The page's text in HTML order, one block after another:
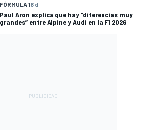
FÓRMULA 16 d
Paul Aron explica que hay “diferencias muy
grandes” entre Alpine y Audi en la F1 2026